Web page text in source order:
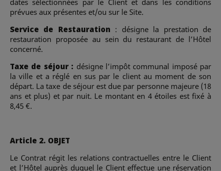
prévues aux présentes et/ou sur le Site.
Service de Restauration : désigne la prestation de
restauration proposée au sein du restaurant de l’Hôtel
concerné.
Taxe de séjour : désigne l’impôt communal imposé par
la ville et a réglé en sus par le client au moment de son
départ. La taxe de séjour est due par personne majeure (18
ans et plus) et par nuit. Le montant en 4 étoiles est fixé à
8,45 €.
Article 2. OBJET
Le Contrat régit les relations contractuelles entre le Client
et l’Hôtel auprès duquel le Client effectue une réservation